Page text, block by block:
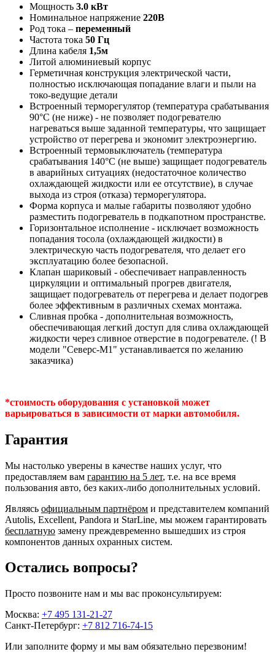
Мощность 3.0 кВт
Номинальное напряжение 220В
Род тока – переменный
Частота тока 50 Гц
Длина кабеля 1,5м
Литой алюминиевый корпус
Герметичная конструкция электрической части,
полностью исключающая попадание влаги и пыли на
токо-ведущие детали
Встроенный терморегулятор (температура срабатывания
90°С (не ниже) - не позволяет подогревателю
нагреваться выше заданной температуры, что защищает
устройство от перегрева и экономит электроэнергию.
Встроенный термовыключатель (температура
срабатывания 140°С (не выше) защищает подогреватель
в аварийных ситуациях (недостаточное количество
охлаждающей жидкости или ее отсутствие), в случае
выхода из строя (отказа) терморегулятора.
Форма корпуса и малые габариты позволяют удобно
разместить подогреватель в подкапотном пространстве.
Горизонтальное исполнение - исключает возможность
попадания тосола (охлаждающей жидкости) в
электрическую часть подогревателя, что делает его
эксплуатацию более безопасной.
Клапан шариковый - обеспечивает направленность
циркуляции и оптимальный прогрев двигателя,
защищает подогреватель от перегрева и делает подогрев
более эффективным в различных схемах монтажа.
Сливная пробка - дополнительная возможность,
обеспечивающая легкий доступ для слива охлаждающей
жидкости через сливное отверстие в подогревателе. (! В
модели "Северс-М1" устанавливается по желанию
заказчика)
*стоимость оборудования с установкой может
варьироваться в зависимости от марки автомобиля.
Гарантия
Мы настолько уверены в качестве наших услуг, что
предоставляем вам гарантию на 5 лет, т.е. на все время
пользования авто, без каких-либо дополнительных условий.
Являясь официальным партнёром и представителем компаний
Autolis, Excellent, Pandora и StarLine, мы можем гарантировать
бесплатную замену преждевременно вышедших из строя
компонентов данных охранных систем.
Остались вопросы?
Просто позвоните нам и мы вас проконсультируем:
Москва: +7 495 131-21-27
Санкт-Петербург: +7 812 716-74-15
Или заполните форму и мы вам обязательно перезвоним!